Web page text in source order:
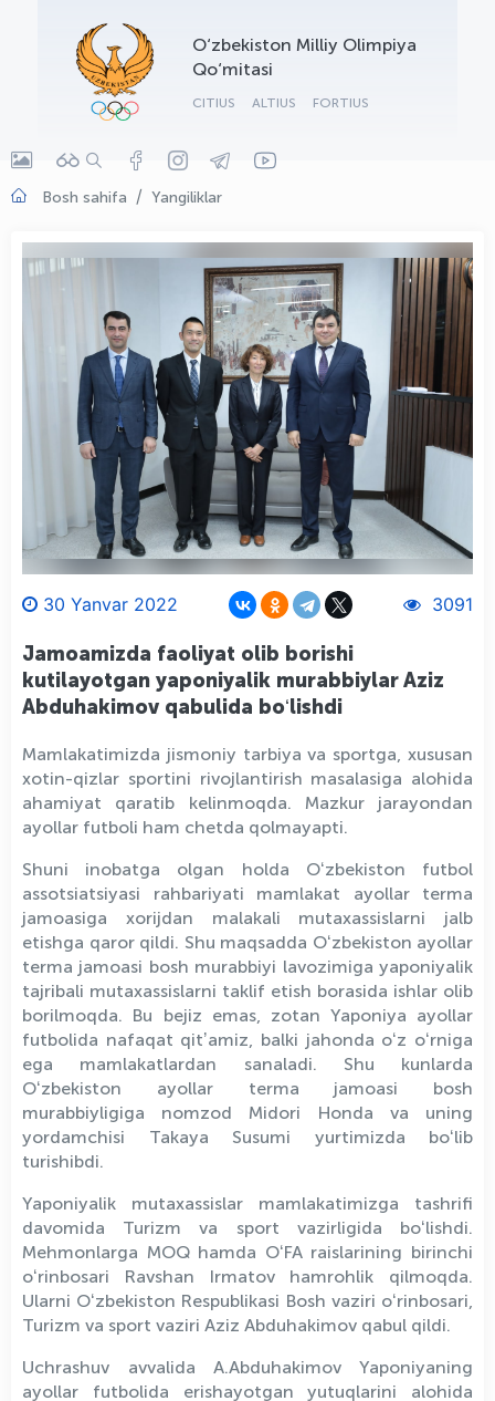
O‘zbekiston Milliy Olimpiya
Qo‘mitasi
CITIUS ALTIUS FORTIUS
Bosh sahifa Yangiliklar
30 Yanvar 2022 3091
Jamoamizda faoliyat olib borishi
kutilayotgan yaponiyalik murabbiylar Aziz
Abduhakimov qabulida boʻlishdi
Mamlakatimizda jismoniy tarbiya va sportga, xususan
xotin-qizlar sportini rivojlantirish masalasiga alohida
ahamiyat qaratib kelinmoqda. Mazkur jarayondan
ayollar futboli ham chetda qolmayapti.
Shuni inobatga olgan holda Oʻzbekiston futbol
assotsiatsiyasi rahbariyati mamlakat ayollar terma
jamoasiga xorijdan malakali mutaxassislarni jalb
etishga qaror qildi. Shu maqsadda Oʻzbekiston ayollar
terma jamoasi bosh murabbiyi lavozimiga yaponiyalik
tajribali mutaxassislarni taklif etish borasida ishlar olib
borilmoqda. Bu bejiz emas, zotan Yaponiya ayollar
futbolida nafaqat qitʼamiz, balki jahonda oʻz oʻrniga
ega mamlakatlardan sanaladi. Shu kunlarda
Oʻzbekiston ayollar terma jamoasi bosh
murabbiyligiga nomzod Midori Honda va uning
yordamchisi Takaya Susumi yurtimizda boʻlib
turishibdi.
Yaponiyalik mutaxassislar mamlakatimizga tashrifi
davomida Turizm va sport vazirligida boʻlishdi.
Mehmonlarga MOQ hamda OʻFA raislarining birinchi
oʻrinbosari Ravshan Irmatov hamrohlik qilmoqda.
Ularni Oʻzbekiston Respublikasi Bosh vaziri oʻrinbosari,
Turizm va sport vaziri Aziz Abduhakimov qabul qildi.
Uchrashuv avvalida A.Abduhakimov Yaponiyaning
ayollar futbolida erishayotgan yutuqlarini alohida
OLYMPCHIK AI - yordamchi
Onlayn · olympic.uz